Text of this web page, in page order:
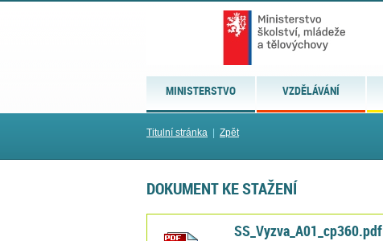
MINISTERSTVO VZDĚLÁVÁNÍ
Titulní stránka Zpět
DOKUMENT KE STAŽENÍ
SS_Vyzva_A01_cp360.pdf